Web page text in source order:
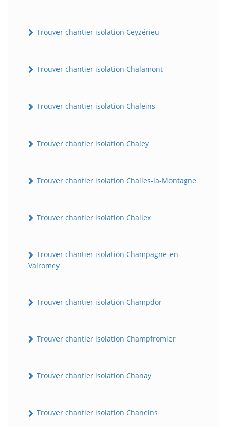
Trouver chantier isolation Ceyzérieu
Trouver chantier isolation Chalamont
Trouver chantier isolation Chaleins
Trouver chantier isolation Chaley
Trouver chantier isolation Challes-la-Montagne
Trouver chantier isolation Challex
Trouver chantier isolation Champagne-en-
Valromey
Trouver chantier isolation Champdor
Trouver chantier isolation Champfromier
Trouver chantier isolation Chanay
Trouver chantier isolation Chaneins